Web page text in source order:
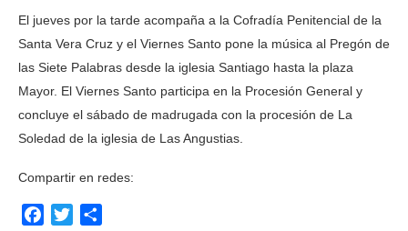
El jueves por la tarde acompaña a la Cofradía Penitencial de la
Santa Vera Cruz y el Viernes Santo pone la música al Pregón de
las Siete Palabras desde la iglesia Santiago hasta la plaza
Mayor. El Viernes Santo participa en la Procesión General y
concluye el sábado de madrugada con la procesión de La
Soledad de la iglesia de Las Angustias.
Compartir en redes:
Facebook
Twitter